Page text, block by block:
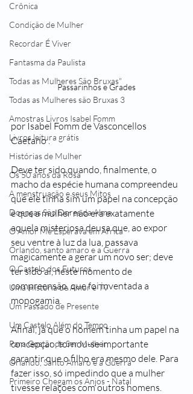
Crônica
Condição de Mulher
Recordar É Viver
Fantasma da Paulista
Todas as Mulheres São Bruxas"
Todas as Mulheres são Bruxas 3
Amostras Livros Isabel Fomm
Livros leitura grátis
Histórias de Mulher
Os 50 anos da Rosa
A menstruação e seus Mitos
Doenças São Dores da Alma
O Amor Me Esperava em África
Orlando, santo amaro e a Guerra
O Castelo dos Futuros
Uma História de Amor e TV
Um Passado de Presente
Um Castelo Além do Tempo
Para Gostar de Ser Mulher
Orlando, Santo Amaro e a Guerra
Primeiro Chegam os Anjos - Natal
Passarinhos e Grades
por Isabel Fomm de Vasconcellos
Caetano .
Deve ter sido quando, finalmente, o
macho da espécie humana compreendeu
que ele tinha sim um papel na concepção
e que a mulher não era exatamente
aquela misteriosa deusa que, ao expor
seu ventre à luz da lua, passava
magicamente a gerar um novo ser; deve
ter sido aí, neste momento de
compreensão, que foi inventada a
monogamia.
Afinal, já que o homem tinha um papel na
concepção, tornou-se importante
garantir que o filho era mesmo dele. Para
fazer isso, só impedindo que a mulher
tivesse relações com outros homens.